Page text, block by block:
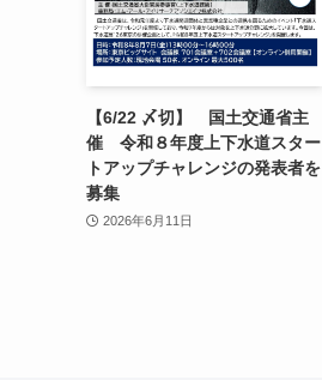
【6/22 〆切】 国土交通省主
催 令和８年度上下水道スター
トアップチャレンジの発表者を
募集
2026年6月11日